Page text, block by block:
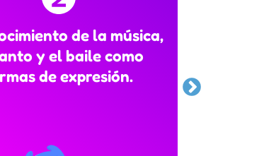
de la música,
y el baile como
de expresión.